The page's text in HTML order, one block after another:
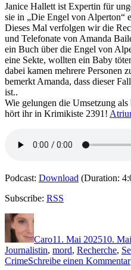
Janice Hallett ist Expertin für
sie in „Die Engel von Alperton“
Dieses Mal verfolgen wir die
und Telefonate von Amanda
ein Buch über die Engel von
eine Sekte, wollten ein Baby
dabei kamen mehrere Personen
bemerkt Amanda, dass dieser
ist..
Wie gelungen die Umsetzung
hört ihr in Krimikiste 2391!
Podcast: Download (Duration:
Subscribe: RSS
Autor
Caro11. Mai 202510.
Journalistin, mord, Recherche,
CrimeSchreibe einen Kommentar